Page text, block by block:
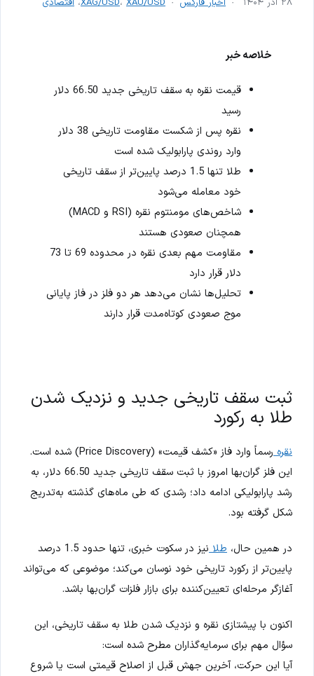
۲۸ آذر ۱۴۰۴ اخبار فارکس XAG/USD، XAU/USD ، اقتصادی
خلاصه خبر
قیمت نقره به سقف تاریخی جدید 66.50 دلار
رسید
نقره پس از شکست مقاومت تاریخی 38 دلار
وارد روندی پارابولیک شده است
طلا تنها 1.5 درصد پایین‌تر از سقف تاریخی
خود معامله می‌شود
شاخص‌های مومنتوم نقره (RSI و MACD)
همچنان صعودی هستند
مقاومت مهم بعدی نقره در محدوده 69 تا 73
دلار قرار دارد
تحلیل‌ها نشان می‌دهد هر دو فلز در فاز پایانی
موج صعودی کوتاه‌مدت قرار دارند
ثبت سقف تاریخی جدید و نزدیک شدن
طلا به رکورد
نقره
رسماً وارد فاز «کشف قیمت» (Price Discovery) شده است.
این فلز گران‌بها امروز با ثبت سقف تاریخی جدید 66.50 دلار، به
رشد پارابولیکی ادامه داد؛ رشدی که طی ماه‌های گذشته به‌تدریج
شکل گرفته بود.
در همین حال، طلا
نیز در سکوت خبری، تنها حدود 1.5 درصد
پایین‌تر از رکورد تاریخی خود نوسان می‌کند؛ موضوعی که می‌تواند
آغازگر مرحله‌ای تعیین‌کننده برای بازار فلزات گران‌بها باشد.
اکنون با پیشتازی نقره و نزدیک شدن طلا به سقف تاریخی، این
سؤال مهم برای سرمایه‌گذاران مطرح شده است:
آیا این حرکت، آخرین جهش قبل از اصلاح قیمتی است یا شروع